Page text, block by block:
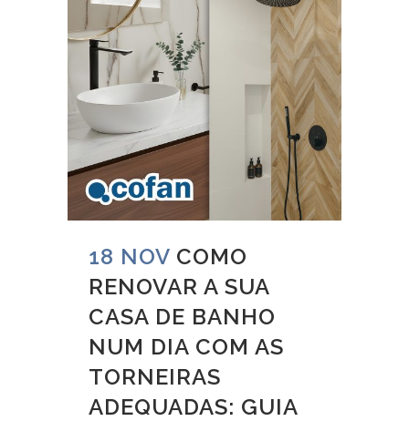
18 NOV COMO
RENOVAR A SUA
CASA DE BANHO
NUM DIA COM AS
TORNEIRAS
ADEQUADAS: GUIA